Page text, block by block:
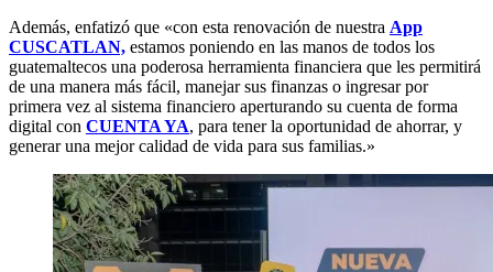
Además, enfatizó que «con esta renovación de nuestra App
CUSCATLAN, estamos poniendo en las manos de todos los
guatemaltecos una poderosa herramienta financiera que les permitirá
de una manera más fácil, manejar sus finanzas o ingresar por
primera vez al sistema financiero aperturando su cuenta de forma
digital con CUENTA YA, para tener la oportunidad de ahorrar, y
generar una mejor calidad de vida para sus familias.»